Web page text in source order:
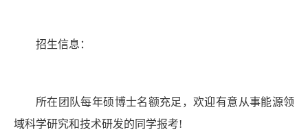
招生信息：
所在团队每年硕博士名额充足，欢迎有意从事能源领
域科学研究和技术研发的同学报考!